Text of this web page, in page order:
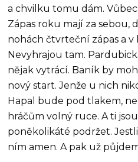
a chvilku tomu dám.
Zápas roku mají za
nohách čtvrteční zápas a v
Nevyhrajou tam.
nějak vytrácí. Baník by
nový start. Jenže u nich
Hapal bude pod tlakem,
hráčům volný ruce. A ti
poněkolikáté podržet.
ním amen. A pak už